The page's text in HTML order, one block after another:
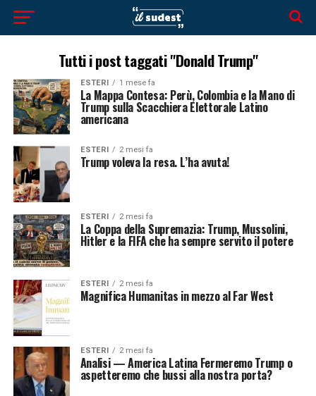
Tutti i post taggati "Donald Trump"
ESTERI 1 mese fa
La Mappa Contesa: Perù, Colombia e la Mano di
Trump sulla Scacchiera Elettorale Latino
americana
ESTERI 2 mesi fa
Trump voleva la resa. L’ha avuta!
ESTERI 2 mesi fa
La Coppa della Supremazia: Trump, Mussolini,
Hitler e la FIFA che ha sempre servito il potere
ESTERI 2 mesi fa
Magnifica Humanitas in mezzo al Far West
ESTERI 2 mesi fa
Analisi — America Latina Fermeremo Trump o
aspetteremo che bussi alla nostra porta?